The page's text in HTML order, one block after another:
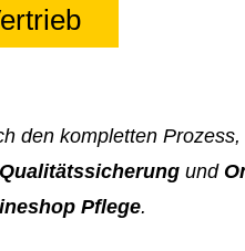
den kompletten
Qualitätssicherung und
Pflege.